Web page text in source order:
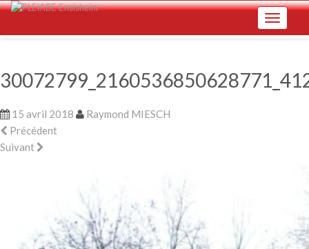
Skip
Toggle
15 avril 2018
Raymond MIESCH
Précédent
Suivant